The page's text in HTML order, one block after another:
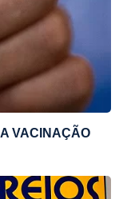
VACINAÇÃO